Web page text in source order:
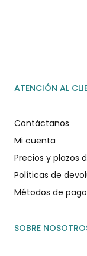
ATENCIÓN AL
Contáctanos
Mi cuenta
Precios y plazos
Políticas de
Métodos de pago
SOBRE